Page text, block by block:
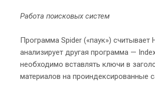
Работа поисковых систем
Программа Spider («паук»)
анализирует другая программа —
необходимо вставлять ключи в
материалов на проиндексированные